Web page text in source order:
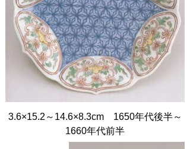
3.6×15.2～14.6×8.3cm 1650年代後半～
1660年代前半